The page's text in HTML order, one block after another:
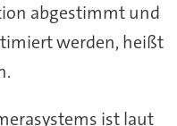
abgestimmt und
werden, heißt
ist laut